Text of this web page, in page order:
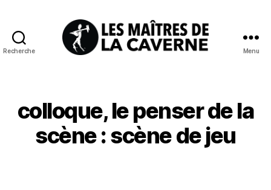
Recherche
Caverne
Menu
colloque, le penser de la
scène : scène de jeu